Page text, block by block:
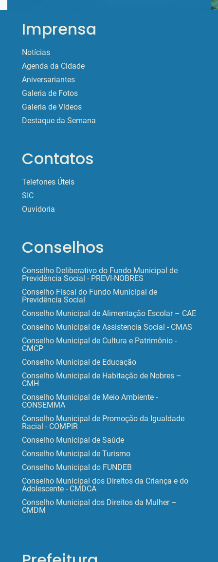
Imprensa
Notícias
Agenda da Cidade
Aniversariantes
Galeria de Fotos
Galeria de Vídeos
Destaque da Semana
Contatos
Telefones Úteis
SIC
Ouvidoria
Conselhos
Conselho Deliberativo do Fundo Municipal de
Previdência Social - PREVI-NOBRES
Conselho Fiscal do Fundo Municipal de
Previdência Social
Conselho Municipal de Alimentação Escolar – CAE
Conselho Municipal de Assistencia Social - CMAS
Conselho Municipal de Cultura e Patrimônio -
CMCP
Conselho Municipal de Educação
Conselho Municipal de Habitação de Nobres –
CMH
Conselho Municipal de Meio Ambiente -
CONSEMMA
Conselho Municipal de Promoção da Igualdade
Racial - COMPIR
Conselho Municipal de Saúde
Conselho Municipal de Turismo
Conselho Municipal do FUNDEB
Conselho Municipal dos Direitos da Criança e do
Adolescente - CMDCA
Conselho Municipal dos Direitos da Mulher –
CMDM